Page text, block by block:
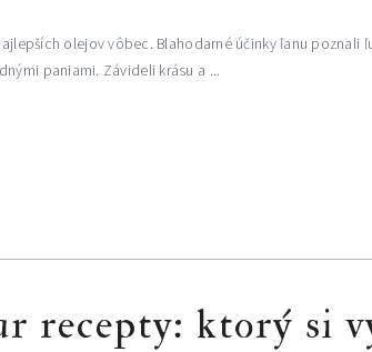
olejov vôbec. Blahodarné účinky ľanu poznali
paniami. Závideli krásu a ...
recepty: ktorý si